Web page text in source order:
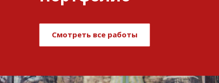
Смотреть все работы